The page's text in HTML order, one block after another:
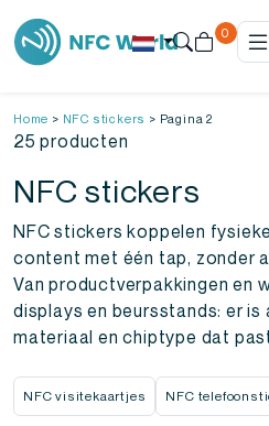
0
Home > NFC stickers > Pagina 2
25 producten
NFC stickers
NFC stickers koppelen
content met één tap, zonder
Van productverpakkingen en
displays en beursstands: er
materiaal en chiptype dat
NFC visitekaartjes NFC